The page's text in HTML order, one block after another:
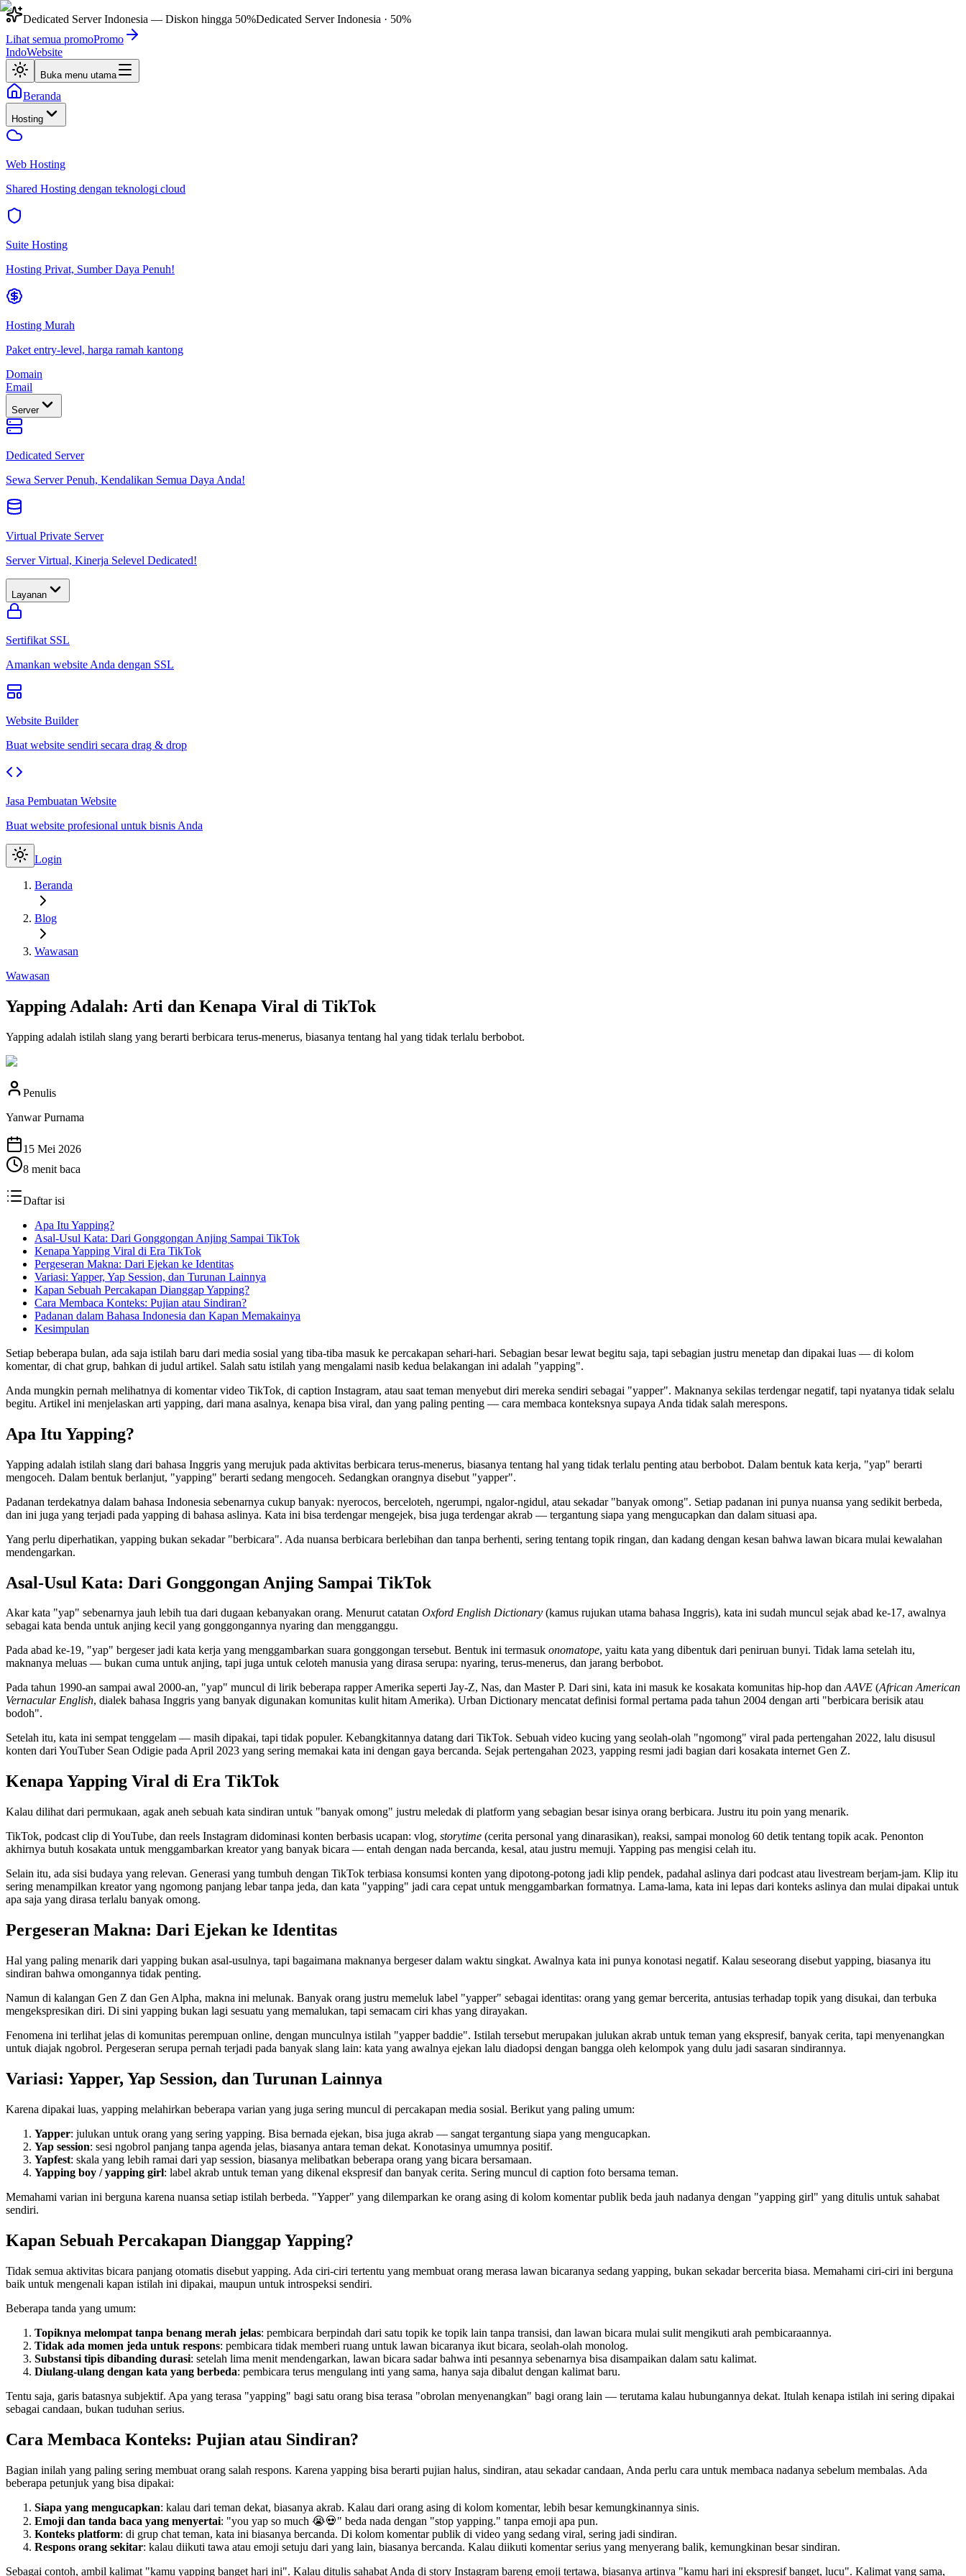
Dedicated Server Indonesia — Diskon hingga 50%Dedicated Server Indonesia · 50%
Lihat semua promoPromo
IndoWebsite
Buka menu utama
Beranda
Hosting
Web Hosting
Shared Hosting dengan teknologi cloud
Suite Hosting
Hosting Privat, Sumber Daya Penuh!
Hosting Murah
Paket entry-level, harga ramah kantong
Domain
Email
Server
Dedicated Server
Sewa Server Penuh, Kendalikan Semua Daya Anda!
Virtual Private Server
Server Virtual, Kinerja Selevel Dedicated!
Layanan
Sertifikat SSL
Amankan website Anda dengan SSL
Website Builder
Buat website sendiri secara drag & drop
Jasa Pembuatan Website
Buat website profesional untuk bisnis Anda
Login
Beranda
Blog
Wawasan
Wawasan
Yapping Adalah: Arti dan Kenapa Viral di TikTok
Yapping adalah istilah slang yang berarti berbicara terus-menerus, biasanya tentang hal yang tidak terlalu berbobot.
Penulis
Yanwar Purnama
15 Mei 2026
8 menit baca
Daftar isi
Apa Itu Yapping?
Asal-Usul Kata: Dari Gonggongan Anjing Sampai TikTok
Kenapa Yapping Viral di Era TikTok
Pergeseran Makna: Dari Ejekan ke Identitas
Variasi: Yapper, Yap Session, dan Turunan Lainnya
Kapan Sebuah Percakapan Dianggap Yapping?
Cara Membaca Konteks: Pujian atau Sindiran?
Padanan dalam Bahasa Indonesia dan Kapan Memakainya
Kesimpulan
Setiap beberapa bulan, ada saja istilah baru dari media sosial yang tiba-tiba masuk ke percakapan sehari-hari. Sebagian besar lewat begitu saja, tapi sebagian justru menetap dan dipakai luas — di kolom
komentar, di chat grup, bahkan di judul artikel. Salah satu istilah yang mengalami nasib kedua belakangan ini adalah "yapping".
Anda mungkin pernah melihatnya di komentar video TikTok, di caption Instagram, atau saat teman menyebut diri mereka sendiri sebagai "yapper". Maknanya sekilas terdengar negatif, tapi nyatanya tidak selalu
begitu. Artikel ini menjelaskan arti yapping, dari mana asalnya, kenapa bisa viral, dan yang paling penting — cara membaca konteksnya supaya Anda tidak salah merespons.
Apa Itu Yapping?
Yapping adalah istilah slang dari bahasa Inggris yang merujuk pada aktivitas berbicara terus-menerus, biasanya tentang hal yang tidak terlalu penting atau berbobot. Dalam bentuk kata kerja, "yap" berarti
mengoceh. Dalam bentuk berlanjut, "yapping" berarti sedang mengoceh. Sedangkan orangnya disebut "yapper".
Padanan terdekatnya dalam bahasa Indonesia sebenarnya cukup banyak: nyerocos, berceloteh, ngerumpi, ngalor-ngidul, atau sekadar "banyak omong". Setiap padanan ini punya nuansa yang sedikit berbeda,
dan ini juga yang terjadi pada yapping di bahasa aslinya. Kata ini bisa terdengar mengejek, bisa juga terdengar akrab — tergantung siapa yang mengucapkan dan dalam situasi apa.
Yang perlu diperhatikan, yapping bukan sekadar "berbicara". Ada nuansa berbicara berlebihan dan tanpa berhenti, sering tentang topik ringan, dan kadang dengan kesan bahwa lawan bicara mulai kewalahan
mendengarkan.
Asal-Usul Kata: Dari Gonggongan Anjing Sampai TikTok
Akar kata "yap" sebenarnya jauh lebih tua dari dugaan kebanyakan orang. Menurut catatan Oxford English Dictionary (kamus rujukan utama bahasa Inggris), kata ini sudah muncul sejak abad ke-17, awalnya
sebagai kata benda untuk anjing kecil yang gonggongannya nyaring dan mengganggu.
Pada abad ke-19, "yap" bergeser jadi kata kerja yang menggambarkan suara gonggongan tersebut. Bentuk ini termasuk onomatope, yaitu kata yang dibentuk dari peniruan bunyi. Tidak lama setelah itu,
maknanya meluas — bukan cuma untuk anjing, tapi juga untuk celoteh manusia yang dirasa serupa: nyaring, terus-menerus, dan jarang berbobot.
Pada tahun 1990-an sampai awal 2000-an, "yap" muncul di lirik beberapa rapper Amerika seperti Jay-Z, Nas, dan Master P. Dari sini, kata ini masuk ke kosakata komunitas hip-hop danAAVE (African American
Vernacular English, dialek bahasa Inggris yang banyak digunakan komunitas kulit hitam Amerika). Urban Dictionary mencatat definisi formal pertama pada tahun 2004 dengan arti "berbicara berisik atau
bodoh".
Setelah itu, kata ini sempat tenggelam — masih dipakai, tapi tidak populer. Kebangkitannya datang dari TikTok. Sebuah video kucing yang seolah-olah "ngomong" viral pada pertengahan 2022, lalu disusul
konten dari YouTuber Sean Odigie pada April 2023 yang sering memakai kata ini dengan gaya bercanda. Sejak pertengahan 2023, yapping resmi jadi bagian dari kosakata internet Gen Z.
Kenapa Yapping Viral di Era TikTok
Kalau dilihat dari permukaan, agak aneh sebuah kata sindiran untuk "banyak omong" justru meledak di platform yang sebagian besar isinya orang berbicara. Justru itu poin yang menarik.
TikTok, podcast clip di YouTube, dan reels Instagram didominasi konten berbasis ucapan: vlog, storytime (cerita personal yang dinarasikan), reaksi, sampai monolog 60 detik tentang topik acak. Penonton
akhirnya butuh kosakata untuk menggambarkan kreator yang banyak bicara — entah dengan nada bercanda, kesal, atau justru memuji. Yapping pas mengisi celah itu.
Selain itu, ada sisi budaya yang relevan. Generasi yang tumbuh dengan TikTok terbiasa konsumsi konten yang dipotong-potong jadi klip pendek, padahal aslinya dari podcast atau livestream berjam-jam. Klip itu
sering menampilkan kreator yang ngomong panjang lebar tanpa jeda, dan kata "yapping" jadi cara cepat untuk menggambarkan formatnya. Lama-lama, kata ini lepas dari konteks aslinya dan mulai dipakai untuk
apa saja yang dirasa terlalu banyak omong.
Pergeseran Makna: Dari Ejekan ke Identitas
Hal yang paling menarik dari yapping bukan asal-usulnya, tapi bagaimana maknanya bergeser dalam waktu singkat. Awalnya kata ini punya konotasi negatif. Kalau seseorang disebut yapping, biasanya itu
sindiran bahwa omongannya tidak penting.
Namun di kalangan Gen Z dan Gen Alpha, makna ini melunak. Banyak orang justru memeluk label "yapper" sebagai identitas: orang yang gemar bercerita, antusias terhadap topik yang disukai, dan terbuka
mengekspresikan diri. Di sini yapping bukan lagi sesuatu yang memalukan, tapi semacam ciri khas yang dirayakan.
Fenomena ini terlihat jelas di komunitas perempuan online, dengan munculnya istilah "yapper baddie". Istilah tersebut merupakan julukan akrab untuk teman yang ekspresif, banyak cerita, tapi menyenangkan
untuk diajak ngobrol. Pergeseran serupa pernah terjadi pada banyak slang lain: kata yang awalnya ejekan lalu diadopsi dengan bangga oleh kelompok yang dulu jadi sasaran sindirannya.
Variasi: Yapper, Yap Session, dan Turunan Lainnya
Karena dipakai luas, yapping melahirkan beberapa varian yang juga sering muncul di percakapan media sosial. Berikut yang paling umum:
Yapper: julukan untuk orang yang sering yapping. Bisa bernada ejekan, bisa juga akrab — sangat tergantung siapa yang mengucapkan.
Yap session: sesi ngobrol panjang tanpa agenda jelas, biasanya antara teman dekat. Konotasinya umumnya positif.
Yapfest: skala yang lebih ramai dari yap session, biasanya melibatkan beberapa orang yang bicara bersamaan.
Yapping boy / yapping girl: label akrab untuk teman yang dikenal ekspresif dan banyak cerita. Sering muncul di caption foto bersama teman.
Memahami varian ini berguna karena nuansa setiap istilah berbeda. "Yapper" yang dilemparkan ke orang asing di kolom komentar publik beda jauh nadanya dengan "yapping girl" yang ditulis untuk sahabat
sendiri.
Kapan Sebuah Percakapan Dianggap Yapping?
Tidak semua aktivitas bicara panjang otomatis disebut yapping. Ada ciri-ciri tertentu yang membuat orang merasa lawan bicaranya sedang yapping, bukan sekadar bercerita biasa. Memahami ciri-ciri ini berguna
baik untuk mengenali kapan istilah ini dipakai, maupun untuk introspeksi sendiri.
Beberapa tanda yang umum:
Topiknya melompat tanpa benang merah jelas: pembicara berpindah dari satu topik ke topik lain tanpa transisi, dan lawan bicara mulai sulit mengikuti arah pembicaraannya.
Tidak ada momen jeda untuk respons: pembicara tidak memberi ruang untuk lawan bicaranya ikut bicara, seolah-olah monolog.
Substansi tipis dibanding durasi: setelah lima menit mendengarkan, lawan bicara sadar bahwa inti pesannya sebenarnya bisa disampaikan dalam satu kalimat.
Diulang-ulang dengan kata yang berbeda: pembicara terus mengulang inti yang sama, hanya saja dibalut dengan kalimat baru.
Tentu saja, garis batasnya subjektif. Apa yang terasa "yapping" bagi satu orang bisa terasa "obrolan menyenangkan" bagi orang lain — terutama kalau hubungannya dekat. Itulah kenapa istilah ini sering dipakai
sebagai candaan, bukan tuduhan serius.
Cara Membaca Konteks: Pujian atau Sindiran?
Bagian inilah yang paling sering membuat orang salah respons. Karena yapping bisa berarti pujian halus, sindiran, atau sekadar candaan, Anda perlu cara untuk membaca nadanya sebelum membalas. Ada
beberapa petunjuk yang bisa dipakai:
Siapa yang mengucapkan: kalau dari teman dekat, biasanya akrab. Kalau dari orang asing di kolom komentar, lebih besar kemungkinannya sinis.
Emoji dan tanda baca yang menyertai: "you yap so much 😭💀" beda nada dengan "stop yapping." tanpa emoji apa pun.
Konteks platform: di grup chat teman, kata ini biasanya bercanda. Di kolom komentar publik di video yang sedang viral, sering jadi sindiran.
Respons orang sekitar: kalau diikuti tawa atau emoji setuju dari yang lain, biasanya bercanda. Kalau diikuti komentar serius yang menyerang balik, kemungkinan besar sindiran.
Sebagai contoh, ambil kalimat "kamu yapping banget hari ini". Kalau ditulis sahabat Anda di story Instagram bareng emoji tertawa, biasanya artinya "kamu hari ini ekspresif banget, lucu". Kalimat yang sama,